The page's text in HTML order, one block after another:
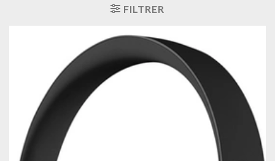
FILTRER